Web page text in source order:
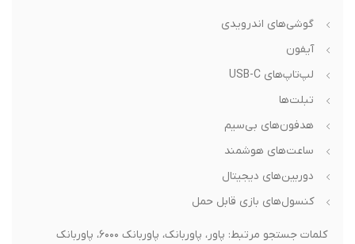
گوشی‌های اندرویدی
آیفون
لپ‌تاپ‌های USB-C
تبلت‌ها
هدفون‌های بی‌سیم
ساعت‌های هوشمند
دوربین‌های دیجیتال
کنسول‌های بازی قابل حمل
کلمات جستجو مرتبط: پاور، پاوربانک، پاوربانک ۶۰۰۰، پاوربانک